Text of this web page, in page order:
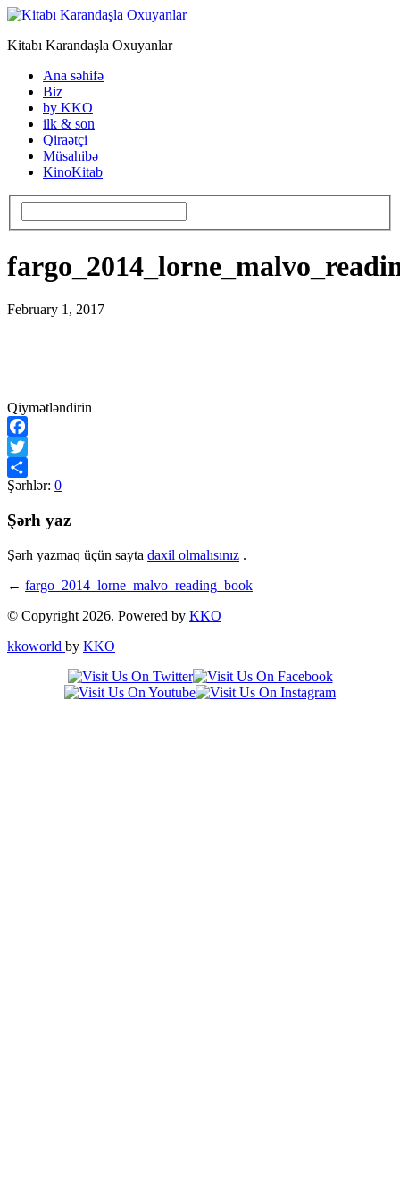
Kitabı Karandaşla Oxuyanlar
Ana səhifə
Biz
by KKO
ilk & son
Qiraətçi
Müsahibə
KinoKitab
February 1, 2017
Qiymətləndirin
Facebook
Twitter
Share
Şərhlər: 0
Şərh yaz
Şərh yazmaq üçün sayta daxil olmalısınız .
← fargo_2014_lorne_malvo_reading_book
© Copyright 2026. Powered by KKO
kkoworld by KKO